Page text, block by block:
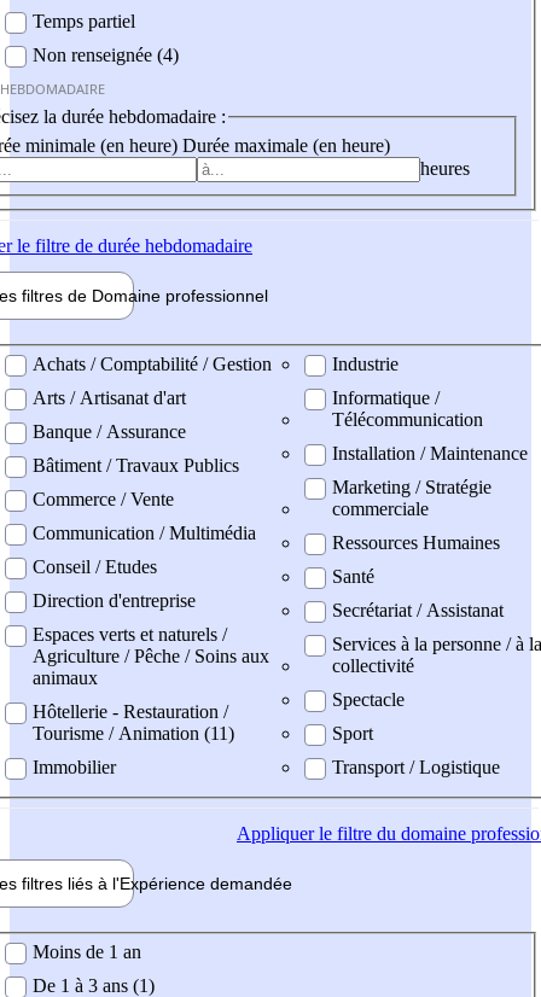
Temps partiel
Non renseignée (4)
la durée hebdomadaire :
minimale (en heure) Durée maximale (en heure)
heures
le filtre de durée hebdomadaire
filtres de Domaine professionnel
professionel
Achats / Comptabilité / Gestion
Arts / Artisanat d'art
Banque / Assurance
Bâtiment / Travaux Publics
Commerce / Vente
Communication / Multimédia
Conseil / Etudes
Direction d'entreprise
Espaces verts et naturels /
Agriculture / Pêche / Soins aux
animaux
Hôtellerie - Restauration /
Tourisme / Animation (11)
Immobilier
Industrie
Informatique /
Télécommunication
Installation / Maintenance
Marketing / Stratégie
commerciale
Ressources Humaines
Santé
Secrétariat / Assistanat
Services à la personne / à la
collectivité
Spectacle
Sport
Transport / Logistique
Appliquerle filtre du domaine
filtres liés à l'Expérience demandée
demandée
Moins de 1 an
De 1 à 3 ans (1)